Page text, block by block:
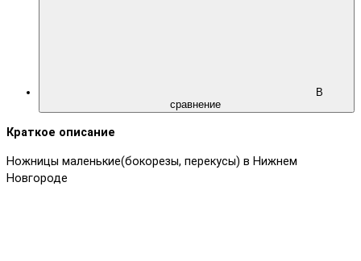
В
сравнение
Краткое описание
Ножницы маленькие(бокорезы, перекусы) в Нижнем
Новгороде